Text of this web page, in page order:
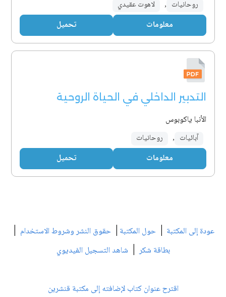
روحانيات , لاهوت عقيدي
معلومات تحميل
التدبير الداخلي في الحياة الروحية
الأنبا ياكوبوس
آبائيات , روحانيات
معلومات تحميل
عودة إلى المكتبة | حول المكتبة | حقوق النشر وشروط الاستخدام |
بطاقة شكر| شاهد التسجيل الفيديوي
اقترح عنوان كتاب لإضافته إلى مكتبة قنشرين